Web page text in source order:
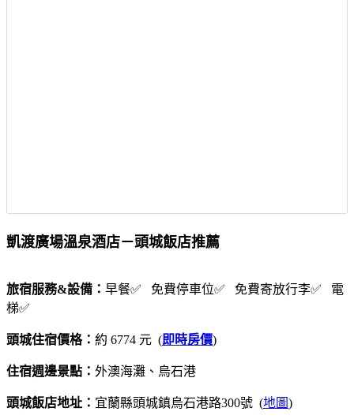
凱渡廣場溫泉酒店－頭城飯店推薦
旅宿服務&設備： 早餐✅ 免費停車位✅ 免費寄放行李✅ 電
梯✅
頭城住宿價格： 約 6774 元 (即時房價)
住宿週邊景點： 外澳海灘、烏石港
頭城飯店地址： 宜蘭縣頭城鎮烏石港路300號 (地圖)